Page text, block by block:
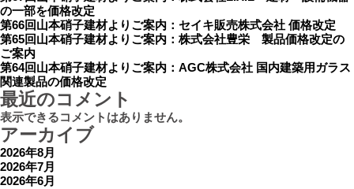
の一部を価格改定
第66回山本硝子建材よりご案内：セイキ販売株式会社 価格改定
第65回山本硝子建材よりご案内：株式会社豊栄 製品価格改定の
ご案内
第64回山本硝子建材よりご案内：AGC株式会社 国内建築用ガラス
関連製品の価格改定
最近のコメント
表示できるコメントはありません。
アーカイブ
2026年8月
2026年7月
2026年6月